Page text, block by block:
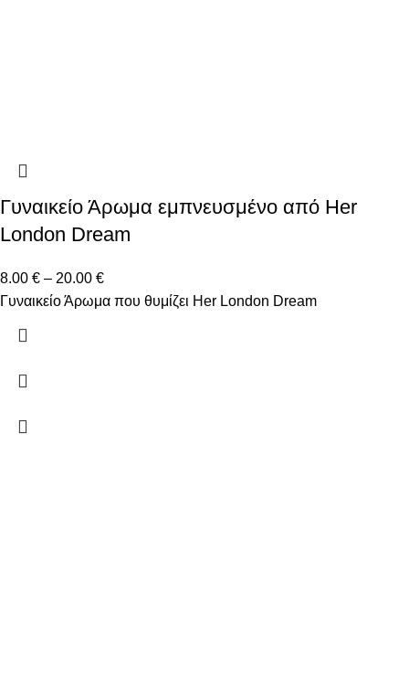
Γυναικείο Άρωμα εμπνευσμένο από Her
London Dream
8.00 € – 20.00 €
Γυναικείο Άρωμα που θυμίζει Her London Dream